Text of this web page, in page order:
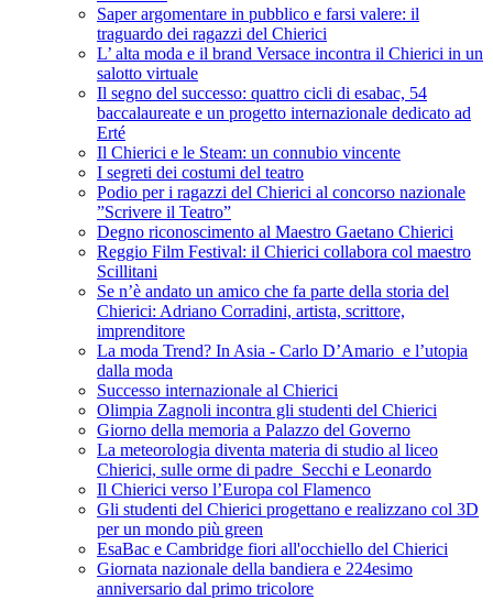
Saper argomentare in pubblico e farsi valere: il
traguardo dei ragazzi del Chierici
L’ alta moda e il brand Versace incontra il Chierici in un
salotto virtuale
Il segno del successo: quattro cicli di esabac, 54
baccalaureate e un progetto internazionale dedicato ad
Erté
Il Chierici e le Steam: un connubio vincente
I segreti dei costumi del teatro
Podio per i ragazzi del Chierici al concorso nazionale
”Scrivere il Teatro”
Degno riconoscimento al Maestro Gaetano Chierici
Reggio Film Festival: il Chierici collabora col maestro
Scillitani
Se n’è andato un amico che fa parte della storia del
Chierici: Adriano Corradini, artista, scrittore,
imprenditore
La moda Trend? In Asia - Carlo D’Amario e l’utopia
dalla moda
Successo internazionale al Chierici
Olimpia Zagnoli incontra gli studenti del Chierici
Giorno della memoria a Palazzo del Governo
La meteorologia diventa materia di studio al liceo
Chierici, sulle orme di padre Secchi e Leonardo
Il Chierici verso l’Europa col Flamenco
Gli studenti del Chierici progettano e realizzano col 3D
per un mondo più green
EsaBac e Cambridge fiori all'occhiello del Chierici
Giornata nazionale della bandiera e 224esimo
anniversario dal primo tricolore